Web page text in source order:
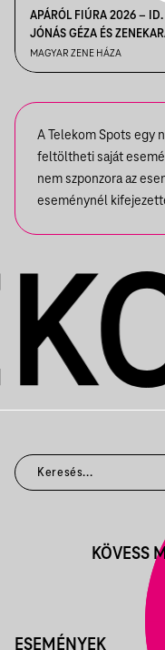
APÁRÓL FIÚRA 2026 – ID.
JÓNÁS GÉZA ÉS
IFJ. JÓNÁS GÉZA ÉS
ZENEKARA, VENDÉG:
MAGYAR ZENE HÁZA
A Telekom Spots egy
feltöltheti saját
nem szponzora az
eseménynél
ESEMÉNYEK
KÖVESS